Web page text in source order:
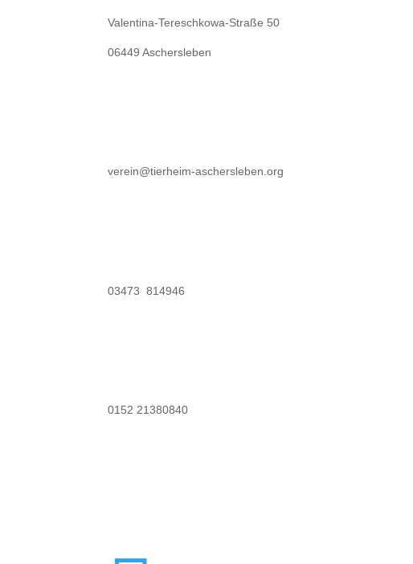
Valentina-Tereschkowa-Straße 50
06449 Aschersleben
verein@tierheim-aschersleben.org
03473 814946
0152 21380840